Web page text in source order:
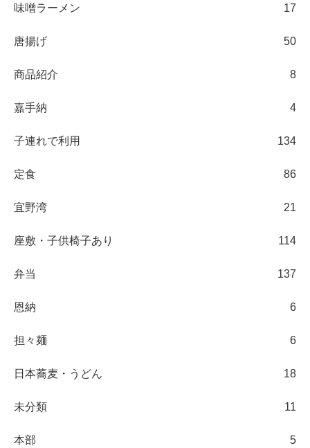
味噌ラーメン 17
唐揚げ 50
商品紹介 8
嘉手納 4
子連れで利用 134
定食 86
宜野湾 21
座敷・子供椅子あり 114
弁当 137
恩納 6
担々麺 6
日本蕎麦・うどん 18
未分類 11
本部 5